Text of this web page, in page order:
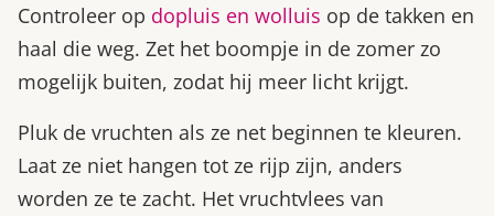
Controleer op dopluis en wolluis op de takken en
haal die weg. Zet het boompje in de zomer zo
mogelijk buiten, zodat hij meer licht krijgt.
Pluk de vruchten als ze net beginnen te kleuren.
Laat ze niet hangen tot ze rijp zijn, anders
worden ze te zacht. Het vruchtvlees van